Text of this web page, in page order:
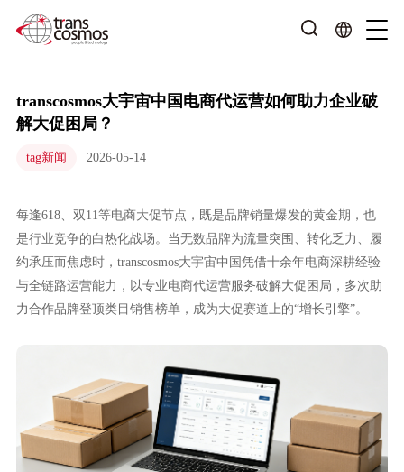
transcosmos大宇宙中国电商代运营如何助力企业破
解大促困局？
tag新闻 2026-05-14
每逢618、双11等电商大促节点，既是品牌销量爆发的黄金期，也
是行业竞争的白热化战场。当无数品牌为流量突围、转化乏力、履
约承压而焦虑时，transcosmos大宇宙中国凭借十余年电商深耕经验
与全链路运营能力，以专业电商代运营服务破解大促困局，多次助
力合作品牌登顶类目销售榜单，成为大促赛道上的“增长引擎”。